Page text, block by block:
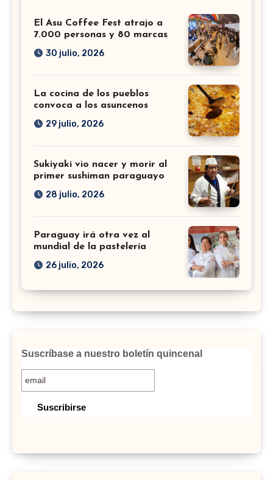
El Asu Coffee Fest atrajo a
7.000 personas y 80 marcas
30 julio, 2026
La cocina de los pueblos
convoca a los asuncenos
29 julio, 2026
Sukiyaki vio nacer y morir al
primer sushiman paraguayo
28 julio, 2026
Paraguay irá otra vez al
mundial de la pastelería
26 julio, 2026
Suscríbase a nuestro boletín quincenal